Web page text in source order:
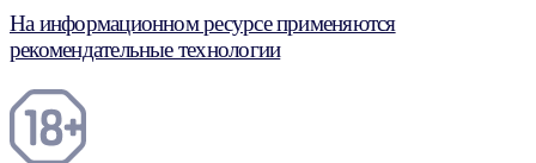
На информационном ресурсе применяются
рекомендательные технологии